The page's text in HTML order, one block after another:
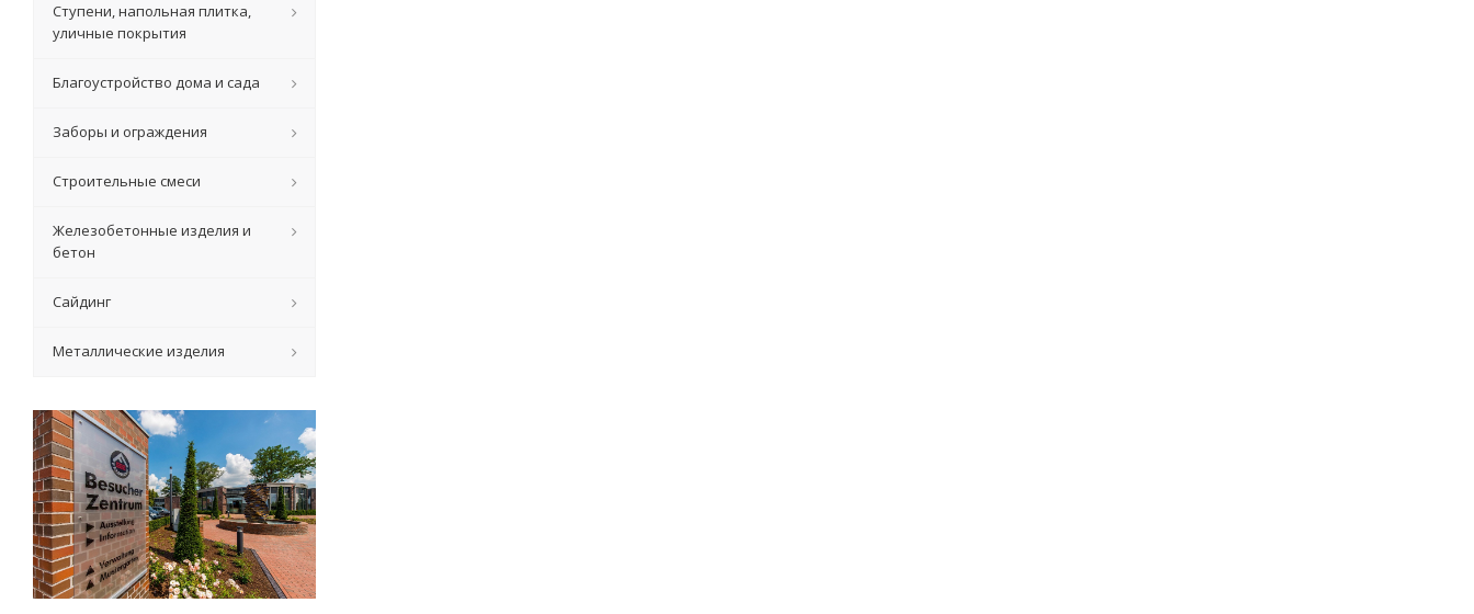
Ступени, напольная плитка,
уличные покрытия
Благоустройство дома и сада
Заборы и ограждения
Строительные смеси
Железобетонные изделия и
бетон
Сайдинг
Металлические изделия